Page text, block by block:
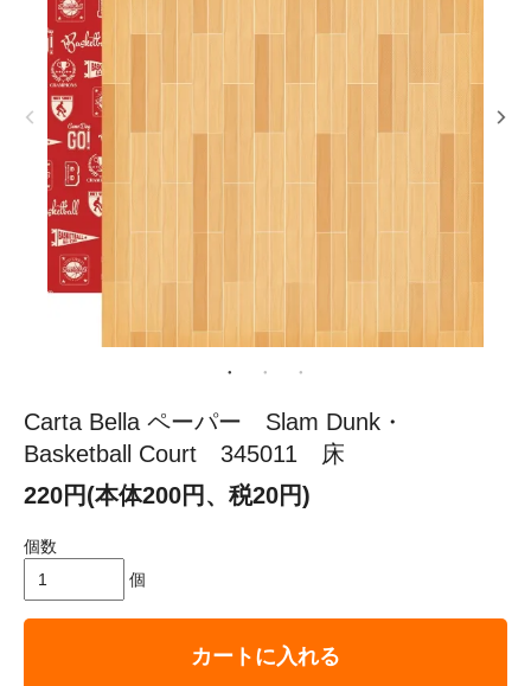
Carta Bella ペーパー Slam Dunk・
Basketball Court 345011 床
220円(本体200円、税20円)
個数
個
カートに入れる